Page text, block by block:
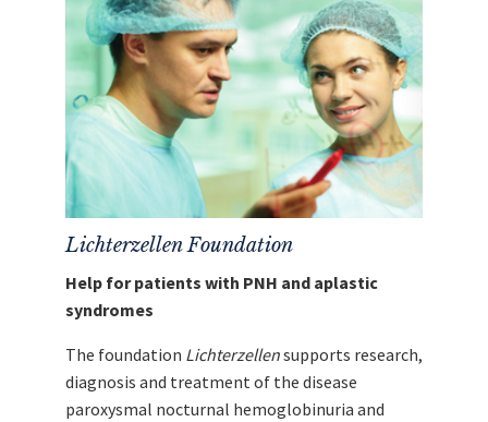
Lichterzellen Foundation
Help for patients with PNH and aplastic
syndromes
The foundation Lichterzellensupports research,
diagnosis and treatment of the disease
paroxysmal nocturnal hemoglobinuria and